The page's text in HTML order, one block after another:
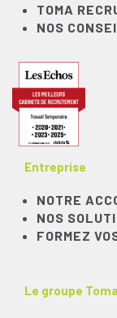
TOMA
NOS
Entreprise
NOTRE
NOS
FORMEZ
Le groupe Toma